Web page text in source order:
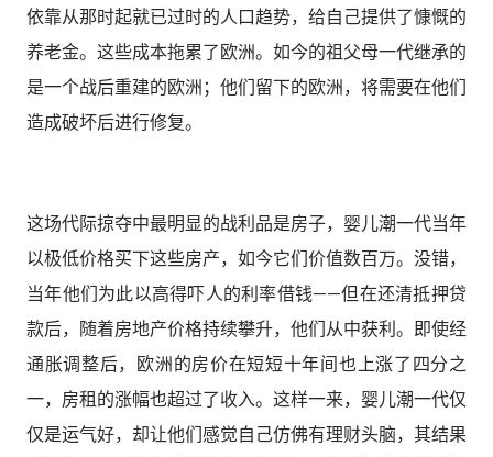
依靠从那时起就已过时的人口趋势，给自己提供了慷慨的
养老金。这些成本拖累了欧洲。如今的祖父母一代继承的
是一个战后重建的欧洲；他们留下的欧洲，将需要在他们
造成破坏后进行修复。
这场代际掠夺中最明显的战利品是房子，婴儿潮一代当年
以极低价格买下这些房产，如今它们价值数百万。没错，
当年他们为此以高得吓人的利率借钱——但在还清抵押贷
款后，随着房地产价格持续攀升，他们从中获利。即使经
通胀调整后，欧洲的房价在短短十年间也上涨了四分之
一，房租的涨幅也超过了收入。这样一来，婴儿潮一代仅
仅是运气好，却让他们感觉自己仿佛有理财头脑，其结果